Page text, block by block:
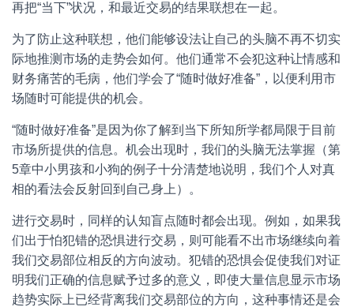
再把“当下”状况，和最近交易的结果联想在一起。
为了防止这种联想，他们能够设法让自己的头脑不再不切实
际地推测市场的走势会如何。他们通常不会犯这种让情感和
财务痛苦的毛病，他们学会了“随时做好准备”，以便利用市
场随时可能提供的机会。
“随时做好准备”是因为你了解到当下所知所学都局限于目前
市场所提供的信息。机会出现时，我们的头脑无法掌握（第
5章中小男孩和小狗的例子十分清楚地说明，我们个人对真
相的看法会反射回到自己身上）。
进行交易时，同样的认知盲点随时都会出现。例如，如果我
们出于怕犯错的恐惧进行交易，则可能看不出市场继续向着
我们交易部位相反的方向波动。犯错的恐惧会促使我们对证
明我们正确的信息赋予过多的意义，即使大量信息显示市场
趋势实际上已经背离我们交易部位的方向，这种事情还是会